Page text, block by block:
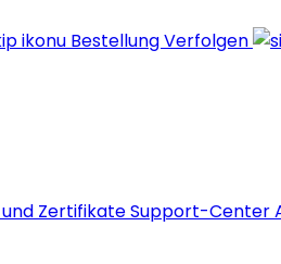
Bestellung Verfolgen
ZertifikateSupport-Center